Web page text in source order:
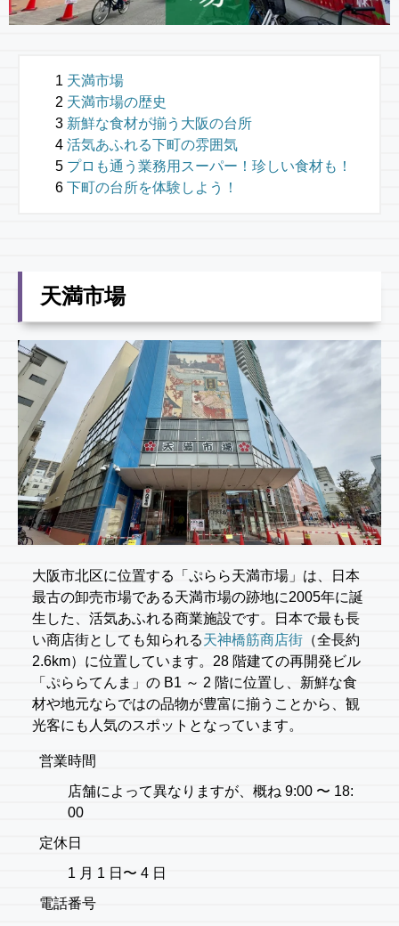
天満市場
天満市場の歴史
新鮮な食材が揃う大阪の台所
活気あふれる下町の雰囲気
プロも通う業務用スーパー！珍しい食材も！
下町の台所を体験しよう！
天満市場
大阪市北区に位置する「ぷらら天満市場」は、日本
最古の卸売市場である天満市場の跡地に2005年に誕
生した、活気あふれる商業施設です。日本で最も長
い商店街としても知られる天神橋筋商店街 （全長約
2.6km）に位置しています。28 階建ての再開発ビル
「ぷららてんま」の B1 ～ 2 階に位置し、新鮮な食
材や地元ならではの品物が豊富に揃うことから、観
光客にも人気のスポットとなっています。
営業時間
店舗によって異なりますが、概ね 9:00 〜 18:
00
定休日
1 月 1 日〜 4 日
電話番号